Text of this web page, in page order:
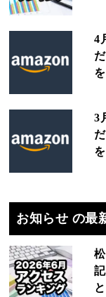
4
3
お知らせ の最